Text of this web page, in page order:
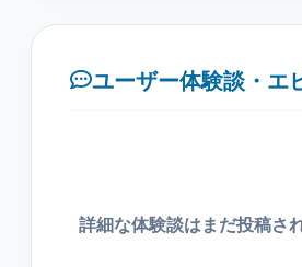
ユーザー体験談・エ
詳細な体験談はまだ投稿さ